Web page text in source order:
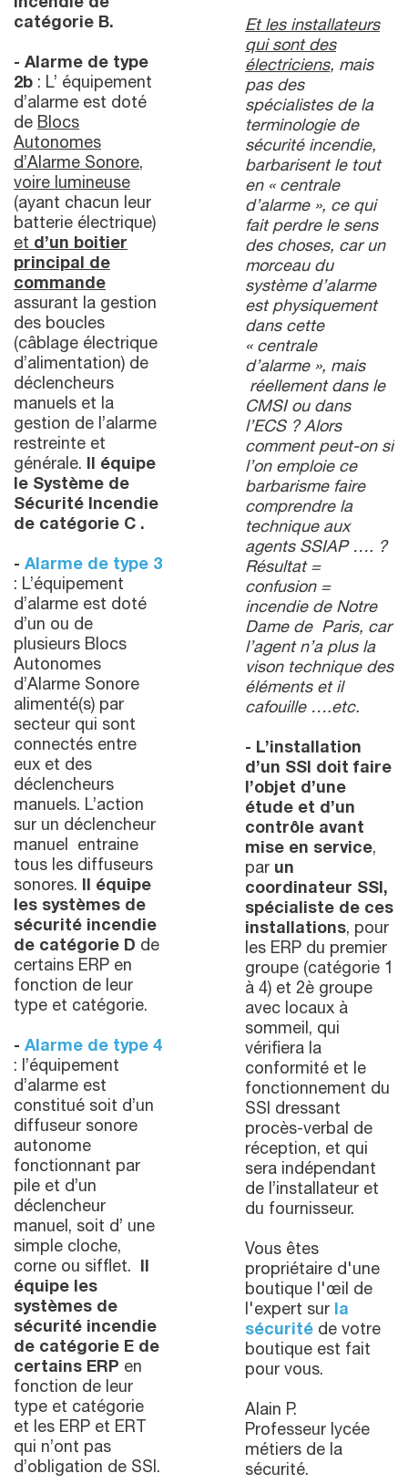
incendie de
catégorie B.
- Alarme de type
2b : L’ équipement
d’alarme est doté
de Blocs
Autonomes
d’Alarme Sonore,
voire lumineuse
(ayant chacun leur
batterie électrique)
et d’un boitier
principal de
commande
assurant la gestion
des boucles
(câblage électrique
d’alimentation) de
déclencheurs
manuels et la
gestion de l’alarme
restreinte et
générale. Il équipe
le Système de
Sécurité Incendie
de catégorie C .
- Alarme de type 3
: L’équipement
d’alarme est doté
d’un ou de
plusieurs Blocs
Autonomes
d’Alarme Sonore
alimenté(s) par
secteur qui sont
connectés entre
eux et des
déclencheurs
manuels. L’action
sur un déclencheur
manuel entraine
tous les diffuseurs
sonores. Il équipe
les systèmes de
sécurité incendie
de catégorie D de
certains ERP en
fonction de leur
type et catégorie.
- Alarme de type 4
: l’équipement
d’alarme est
constitué soit d’un
diffuseur sonore
autonome
fonctionnant par
pile et d’un
déclencheur
manuel, soit d’ une
simple cloche,
corne ou sifflet. Il
équipe les
systèmes de
sécurité incendie
de catégorie E de
certains ERP en
fonction de leur
type et catégorie
et les ERP et ERT
qui n’ont pas
d’obligation de SSI.
Et les installateurs
qui sont des
électriciens, mais
pas des
spécialistes de la
terminologie de
sécurité incendie,
barbarisent le tout
en « centrale
d’alarme », ce qui
fait perdre le sens
des choses, car un
morceau du
système d’alarme
est physiquement
dans cette
« centrale
d’alarme », mais
réellement dans le
CMSI ou dans
l’ECS ? Alors
comment peut-on si
l’on emploie ce
barbarisme faire
comprendre la
technique aux
agents SSIAP …. ?
Résultat =
confusion =
incendie de Notre
Dame de Paris, car
l’agent n’a plus la
vison technique des
éléments et il
cafouille ….etc.
- L’installation
d’un SSI doit faire
l’objet d’une
étude et d’un
contrôle avant
mise en service,
par un
coordinateur SSI,
spécialiste de ces
installations, pour
les ERP du premier
groupe (catégorie 1
à 4) et 2è groupe
avec locaux à
sommeil, qui
vérifiera la
conformité et le
fonctionnement du
SSI dressant
procès-verbal de
réception, et qui
sera indépendant
de l’installateur et
du fournisseur.
Vous êtes
propriétaire d'une
boutique l'œil de
l'expert sur la
sécurité de votre
boutique est fait
pour vous.
Alain P.
Professeur lycée
métiers de la
sécurité.